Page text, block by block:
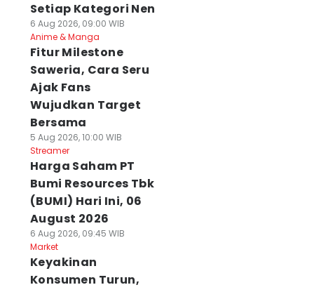
Setiap Kategori Nen
6 Aug 2026, 09:00 WIB
Anime & Manga
Fitur Milestone
Saweria, Cara Seru
Ajak Fans
Wujudkan Target
Bersama
5 Aug 2026, 10:00 WIB
Streamer
Harga Saham PT
Bumi Resources Tbk
(BUMI) Hari Ini, 06
August 2026
6 Aug 2026, 09:45 WIB
Market
Keyakinan
Konsumen Turun,